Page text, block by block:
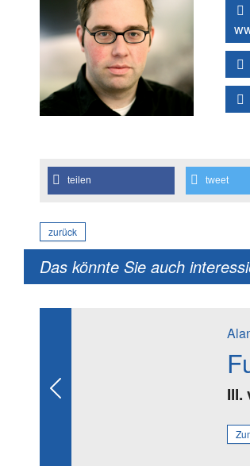
teilen tweet
zurück
Das könnte Sie auch
Ill.
Previous